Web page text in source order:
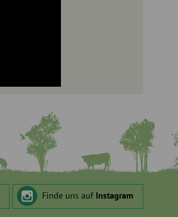
Finde uns auf Instagram